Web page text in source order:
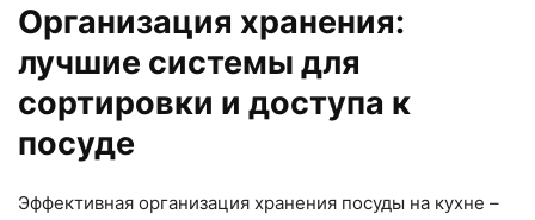
Организация хранения:
лучшие системы для
сортировки и доступа к
посуде
Эффективная организация хранения посуды на кухне –